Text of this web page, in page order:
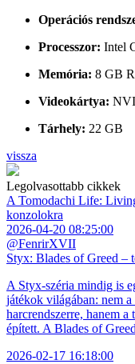
Operációs
Processzor: Intel
Memória: 8 GB
Videokártya:
Tárhely: 22 GB
vissza
Legolvasottabb cikkek
A Tomodachi Life:
konzolokra
2026-04-20 08:25:00
@FenrirXVII
Styx: Blades of Greed –
A Styx-széria mindig is
játékok világában: nem
harcrendszerre, hanem a
épített. A Blades of
2026-02-17 16:18:00